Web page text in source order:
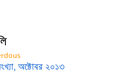
অক্টোবর ২০১৩